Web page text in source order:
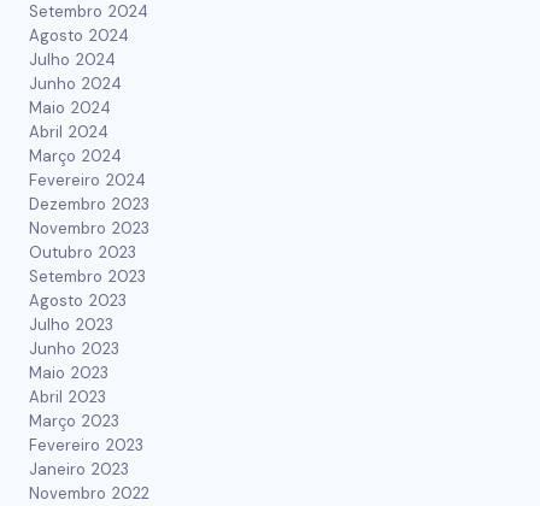
Setembro 2024
Agosto 2024
Julho 2024
Junho 2024
Maio 2024
Abril 2024
Março 2024
Fevereiro 2024
Dezembro 2023
Novembro 2023
Outubro 2023
Setembro 2023
Agosto 2023
Julho 2023
Junho 2023
Maio 2023
Abril 2023
Março 2023
Fevereiro 2023
Janeiro 2023
Novembro 2022